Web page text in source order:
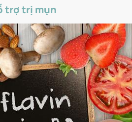
trợ trị mụn